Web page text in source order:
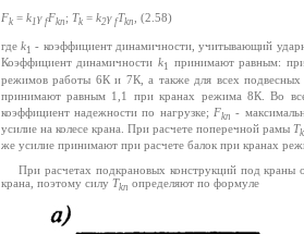
Fk= k1γ fFkn ; Tk= k2γ fTkn (2.58)
где k1 - коэффициент динамичности, учитывающий
Коэффициент динамичности k1 принимают равным:
режимов работы 6К и 7К, а также для всех
принимают равным 1,1 при кранах режима 8К. Во
коэффициент надежности по нагрузке; Fkn -
усилие на колесе крана. При расчете поперечной рамы Т
же усилие принимают при расчете балок при кранах
При расчетах подкрановых конструкций под краны
крана, поэтому силу Тkn определяют по формуле